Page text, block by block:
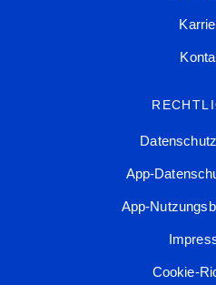
App-
App-
Cookie-